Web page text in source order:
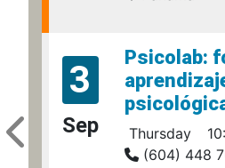
3
Sep
Psicolab:
Thursday
(604) 448